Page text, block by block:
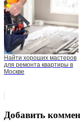
Найти хороших мастеров
для ремонта квартиры в
Москве
Добавить